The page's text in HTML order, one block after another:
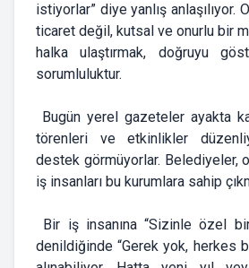
istiyorlar” diye yanlış
ticaret değil, kutsal ve onurlu bir
halka ulaştırmak, doğruyu
sorumluluktur.
Bugün yerel gazeteler ayakta
törenleri ve etkinlikler
destek görmüyorlar. Belediyeler,
iş insanları bu kurumlara sahip
Bir iş insanına “Sizinle özel
denildiğinde “Gerek yok, herkes